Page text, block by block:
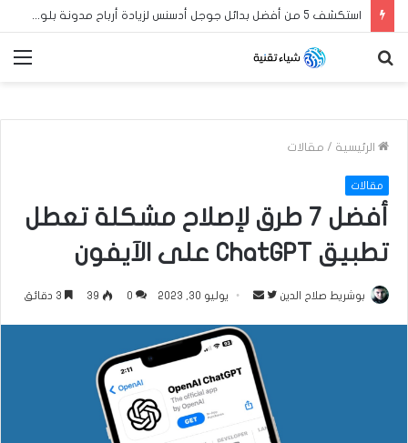
استكشف 5 من أفضل بدائل جوجل أدسنس لزيادة أرباح مدونة بلوجر العربية الخاصة بك في عام 2024
الرئيسية / مقالات
مقالات
أفضل 7 طرق لإصلاح مشكلة تعطل
تطبيق ChatGPT على الآيفون
بوشريط صلاح الدين
ت
ع
ع
ل
ى
س
ل
ر
يوليو 30, 2023 0
39